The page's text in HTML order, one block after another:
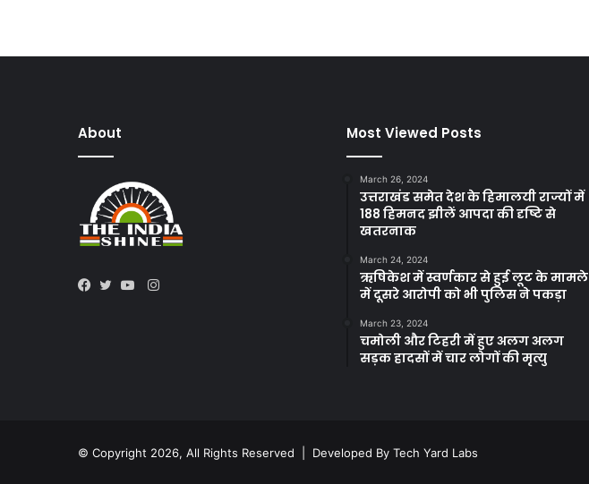
About
Instagram
Most Viewed Posts
March 26, 2024
उत्तराखंड समेत देश के हिमालयी राज्यों में
188 हिमनद झीलें आपदा की दृष्टि से
खतरनाक
March 24, 2024
ऋषिकेश में स्वर्णकार से हुई लूट के मामले
में दूसरे आरोपी को भी पुलिस ने पकड़ा
March 23, 2024
चमोली और टिहरी में हुए अलग अलग
सड़क हादसों में चार लोगों की मृत्यु
© Copyright 2026, All Rights Reserved | Developed By Tech Yard Labs